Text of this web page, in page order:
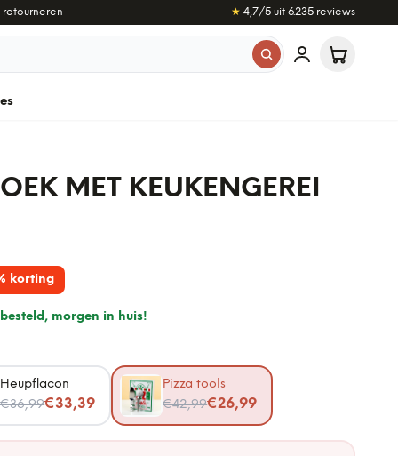
★ 4,7/5 uit 6.235reviews
MET KEUKENGEREI
korting
morgen in huis!
Heupflacon
€36,99
Nu voor€33,39
Pizza tools
€42,99
Nu voor€26,99